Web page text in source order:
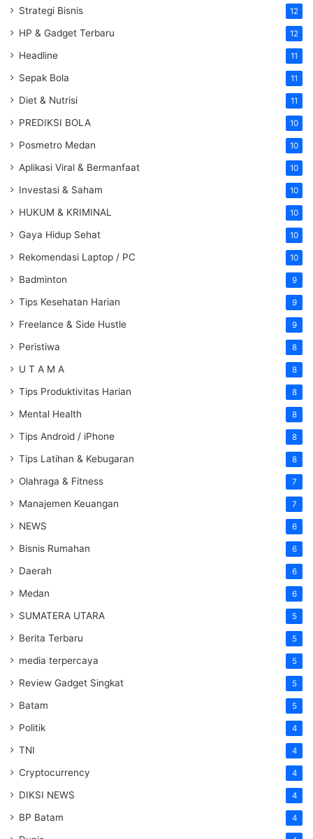
Strategi Bisnis 12
HP & Gadget Terbaru 12
Headline 11
Sepak Bola 11
Diet & Nutrisi 11
PREDIKSI BOLA 10
Posmetro Medan 10
Aplikasi Viral & Bermanfaat 10
Investasi & Saham 10
HUKUM & KRIMINAL 10
Gaya Hidup Sehat 10
Rekomendasi Laptop / PC 10
Badminton 9
Tips Kesehatan Harian 9
Freelance & Side Hustle 9
Peristiwa 8
U T A M A 8
Tips Produktivitas Harian 8
Mental Health 8
Tips Android / iPhone 8
Tips Latihan & Kebugaran 8
Olahraga & Fitness 7
Manajemen Keuangan 7
NEWS 6
Bisnis Rumahan 6
Daerah 6
Medan 6
SUMATERA UTARA 5
Berita Terbaru 5
media terpercaya 5
Review Gadget Singkat 5
Batam 5
Politik 4
TNI 4
Cryptocurrency 4
DIKSI NEWS 4
BP Batam 4